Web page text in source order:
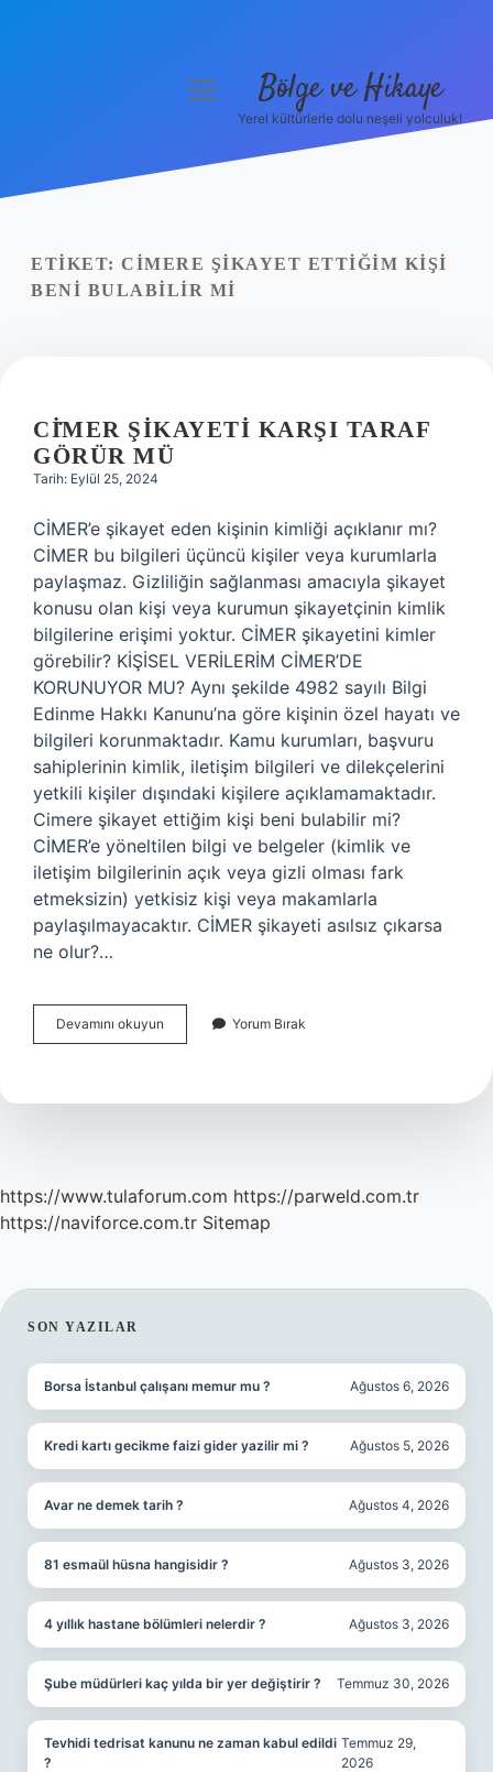
Yasal Uyarı
menüyü
Bölge ve Hikaye
Yerel kültürlerle dolu neşeli yolculuk!
ETIKET: CIMERE ŞIKAYET ETTIĞIM KIŞI
BENI BULABILIR MI
CİMER ŞIKAYETI KARŞI TARAF
GÖRÜR MÜ
Tarih: Eylül 25, 2024
CİMER’e şikayet eden kişinin kimliği açıklanır mı?
CİMER bu bilgileri üçüncü kişiler veya kurumlarla
paylaşmaz. Gizliliğin sağlanması amacıyla şikayet
konusu olan kişi veya kurumun şikayetçinin kimlik
bilgilerine erişimi yoktur. CİMER şikayetini kimler
görebilir? KİŞİSEL VERİLERİM CİMER’DE
KORUNUYOR MU? Aynı şekilde 4982 sayılı Bilgi
Edinme Hakkı Kanunu’na göre kişinin özel hayatı ve
bilgileri korunmaktadır. Kamu kurumları, başvuru
sahiplerinin kimlik, iletişim bilgileri ve dilekçelerini
yetkili kişiler dışındaki kişilere açıklamamaktadır.
Cimere şikayet ettiğim kişi beni bulabilir mi?
CİMER’e yöneltilen bilgi ve belgeler (kimlik ve
iletişim bilgilerinin açık veya gizli olması fark
etmeksizin) yetkisiz kişi veya makamlarla
paylaşılmayacaktır. CİMER şikayeti asılsız çıkarsa
ne olur?…
Devamını okuyun
Şikayeti
Görür
Yorum Bırak
https://www.tulaforum.com https://parweld.com.tr
https://naviforce.com.tr Sitemap
SIDEBAR
SON YAZILAR
Borsa İstanbul çalışanı memur mu ? Ağustos 6, 2026
Kredi kartı gecikme faizi gider yazilir mi ? Ağustos 5, 2026
Avar ne demek tarih ? Ağustos 4, 2026
81 esmaül hüsna hangisidir ? Ağustos 3, 2026
4 yıllık hastane bölümleri nelerdir ? Ağustos 3, 2026
Şube müdürleri kaç yılda bir yer değiştirir ? Temmuz 30, 2026
Tevhidi tedrisat kanunu ne zaman kabul edildi
?
Temmuz 29,
2026